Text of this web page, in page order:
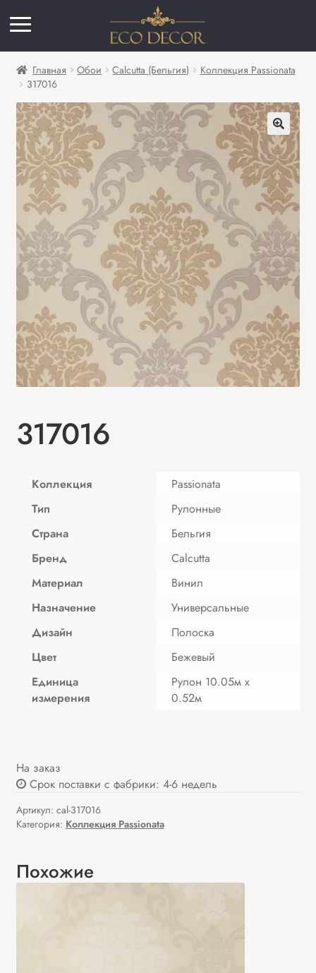
Главная Обои Calcutta (Бельгия)
Коллекция Passionata
317016
На заказ
Срок поставки с фабрики: 4-6 недель
Артикул: cal-317016
Категория: Коллекция Passionata
317016
Коллекция
Passionata
Тип
Рулонные
Страна
Бельгия
Бренд
Calcutta
Материал
Винил
Назначение
Универсальные
Дизайн
Полоска
Цвет
Бежевый
Единица
измерения
Рулон 10.05м х
0.52м
Похожие